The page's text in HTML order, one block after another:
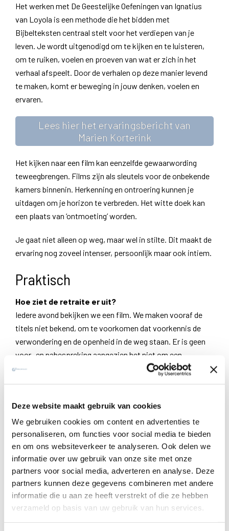
Deze website maakt gebruik van cookies
We gebruiken cookies om content en advertenties te
personaliseren, om functies voor social media te bieden
en om ons websiteverkeer te analyseren. Ook delen we
informatie over uw gebruik van onze site met onze
partners voor social media, adverteren en analyse. Deze
partners kunnen deze gegevens combineren met andere
informatie die u aan ze heeft verstrekt of die ze hebben
verzameld op basis van uw gebruik van hun services.
Het werken met De Geestelijke Oefeningen van Ignatius
van Loyola is een methode die het bidden met
Bijbelteksten centraal stelt voor het verdiepen van je
leven. Je wordt uitgenodigd om te kijken en te luisteren,
om te ruiken, voelen en proeven van wat er zich in het
verhaal afspeelt. Door de verhalen op deze manier levend
te maken, komt er beweging in jouw denken, voelen en
ervaren.
Lees hier het ervaringsbericht van
Marien Korterink
Het kijken naar een film kan eenzelfde gewaarwording
teweegbrengen. Films zijn als sleutels voor de onbekende
kamers binnenin. Herkenning en ontroering kunnen je
uitdagen om je horizon te verbreden. Het witte doek kan
een plaats van ‘ontmoeting’ worden.
Je gaat niet alleen op weg, maar wel in stilte. Dit maakt de
ervaring nog zoveel intenser, persoonlijk maar ook intiem.
Praktisch
Hoe ziet de retraite er uit?
Iedere avond bekijken we een film. We maken vooraf de
titels niet bekend, om te voorkomen dat voorkennis de
verwondering en de openheid in de weg staan. Er is geen
voor- en nabespreking aangezien het niet om een
filmanalyse gaat. Na elke film krijg je de tijd voor
filmscènes, tot een dieper contact met God kunnen
brengen. Voor wie dit verlangt, worden enkele tips gegeven
over hoe te bidden. Het hele programma en de maaltijden
vinden plaats in stilte.
Doelgroep: jongvolwassenen en volwassenen
Begeleiders (onder voorbehoud):
Leo De Weerdt sj, hoofdaalmoezenier van de
gevangenissen in Vlaanderen.